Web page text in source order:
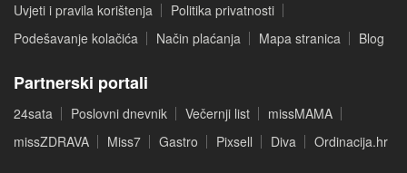
Uvjeti i pravila korištenja
Politika privatnosti
Podešavanje kolačića
Način plaćanja Mapa stranica Blog
Partnerski portali
24sata Poslovni dnevnik Večernji list
missMAMA
missZDRAVA
Miss7 Gastro Pixsell Diva Ordinacija.hr